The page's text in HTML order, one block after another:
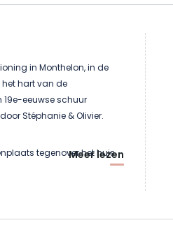
in Monthelon, in de
het hart van de
eeuwse schuur
Stéphanie & Olivier.
tegenover het huis
als hooizolder op de
Meer lezen